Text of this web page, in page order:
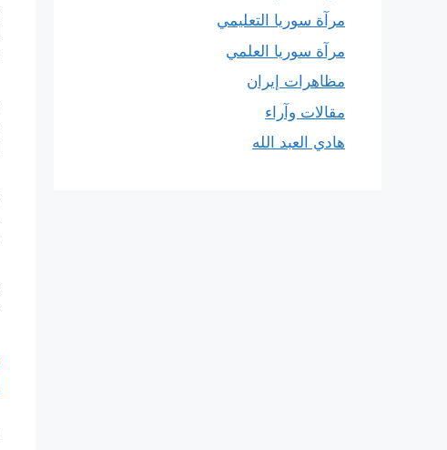
مرآة سوريا التعليمي
مرآة سوريا العلمي
مظاهرات إيران
مقالات وآراء
هادي العبد الله